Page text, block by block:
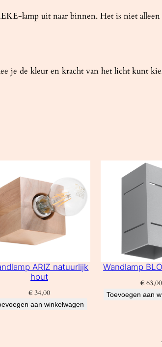
lamp uit naar binnen. Het is niet
je de kleur en kracht van het licht kunt
ARIZ natuurlijk
hout
€34,00
aan winkelwagen
Wandlamp
€ 63,00
Toevoegen aan